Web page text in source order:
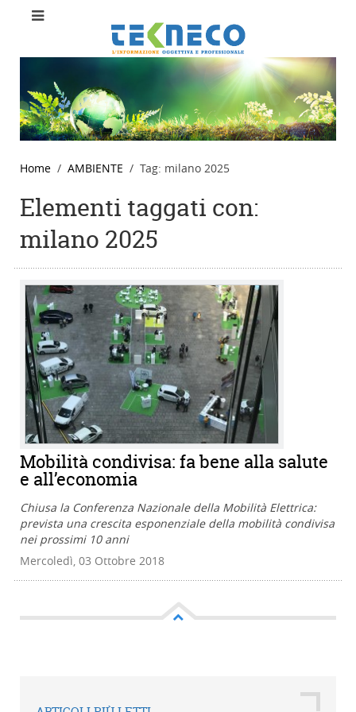
Home AMBIENTE Tag: milano 2025
Elementi taggati con:
milano 2025
Mobilità condivisa: fa bene alla salute
e all’economia
Chiusa la Conferenza Nazionale della Mobilità Elettrica:
prevista una crescita esponenziale della mobilità condivisa
nei prossimi 10 anni
Mercoledì, 03 Ottobre 2018